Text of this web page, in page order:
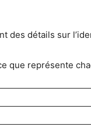
des détails sur
que représente